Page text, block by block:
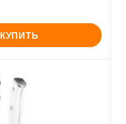
КУПИТЬ